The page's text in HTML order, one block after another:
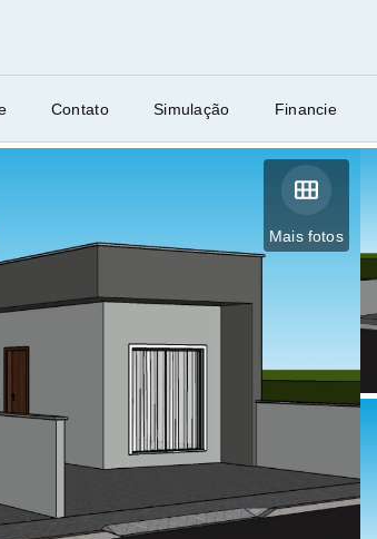
Contato Simulação Financie
Mais fotos